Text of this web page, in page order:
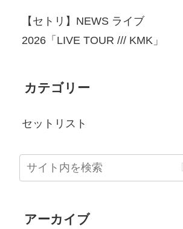
【セトリ】NEWS ライブ
2026「LIVE TOUR /// KMK」
カテゴリー
セットリスト
アーカイブ